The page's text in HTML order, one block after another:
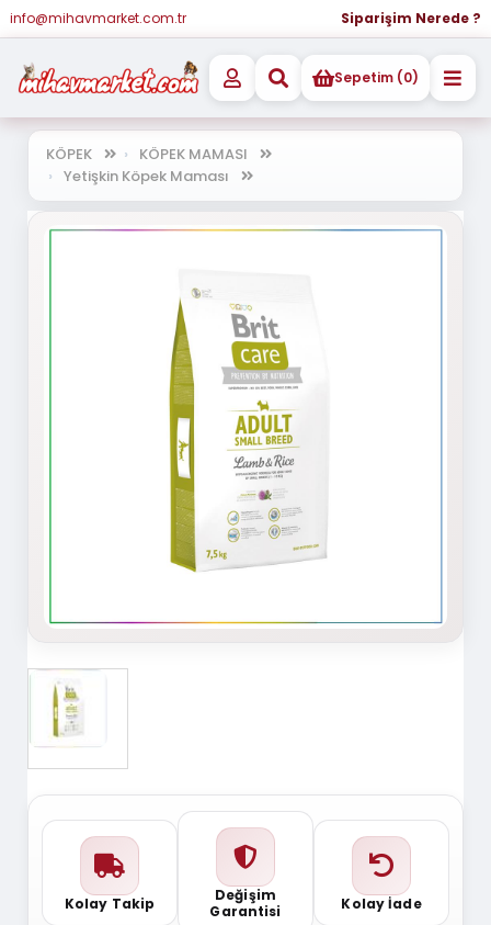
info@mihavmarket.com.tr Siparişim Nerede ?
Sepetim (0)
KÖPEK
KÖPEK MAMASI
Yetişkin Köpek Maması
Kolay Takip
Değişim
Garantisi
Kolay İade